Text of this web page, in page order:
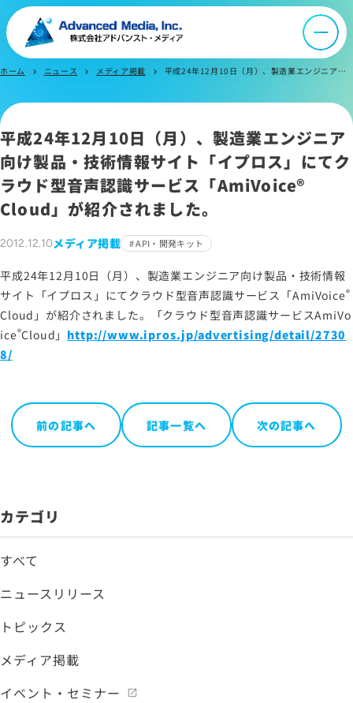
音声認識とは
会社案内
ニュース
採用情報
IR情報
よくあるご質問
サイトマップ
労働者派遣事業に関わる情報
ホーム chevron_right ニュース chevron_right メディア掲載 chevron_right 平成24年12月10日（月）、製造業エンジニア向け製品・技術情報サイト「イプロス」にてクラウド型音声認識サービス「AmiVoice Cloud」が紹介されました。
平成24年12月10日（月）、製造業エンジニア
向け製品・技術情報サイト「イプロス」にてク
ラウド型音声認識サービス「AmiVoice®
Cloud」が紹介されました。
2012.12.10メディア掲載 API・開発キット
平成24年12月10日（月）、製造業エンジニア向け製品・技術情報
サイト「イプロス」にてクラウド型音声認識サービス「AmiVoice®
Cloud 」が紹介されました。「クラウド型音声認識サービスAmiVo
ice®Cloud 」 http://www.ipros.jp/advertising/detail/2730
8/
前の記事へ 記事一覧へ 次の記事へ
カテゴリ
すべて
ニュースリリース
トピックス
メディア掲載
イベント・セミナー